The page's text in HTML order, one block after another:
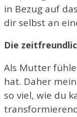
in Bezug auf
dir selbst an
Die
Als Mutter
hat. Daher
so viel, wie du